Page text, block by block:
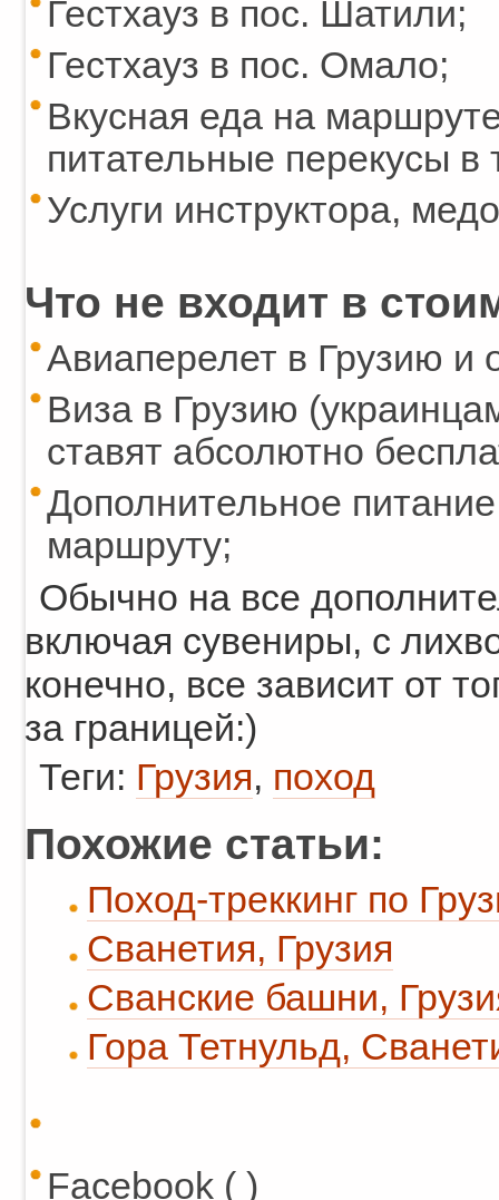
Гестхауз в пос. Шатили;
Гестхауз в пос. Омало;
Вкусная еда на
питательные перекусы в
Услуги инструктора,
Что не входит в
Авиаперелет в Грузию и
Виза в Грузию
ставят абсолютно
Дополнительное
маршруту;
Обычно на все
включая сувениры, с
конечно, все зависит от
за границей:)
Теги: Грузия, поход
Похожие статьи:
Поход-треккинг по
Сванетия, Грузия
Сванские башни,
Гора Тетнульд,
Facebook ( )